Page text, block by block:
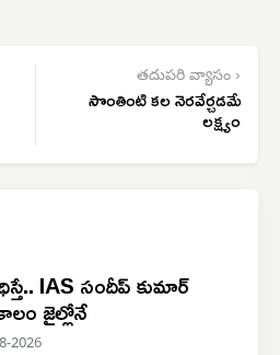
తదుపరి వ్యాసం ›
సొంతింటి కల నెరవేర్చడమే
లక్ష్యం
IAS సందీప్‌ కుమార్‌
జైల్లోనే
2026